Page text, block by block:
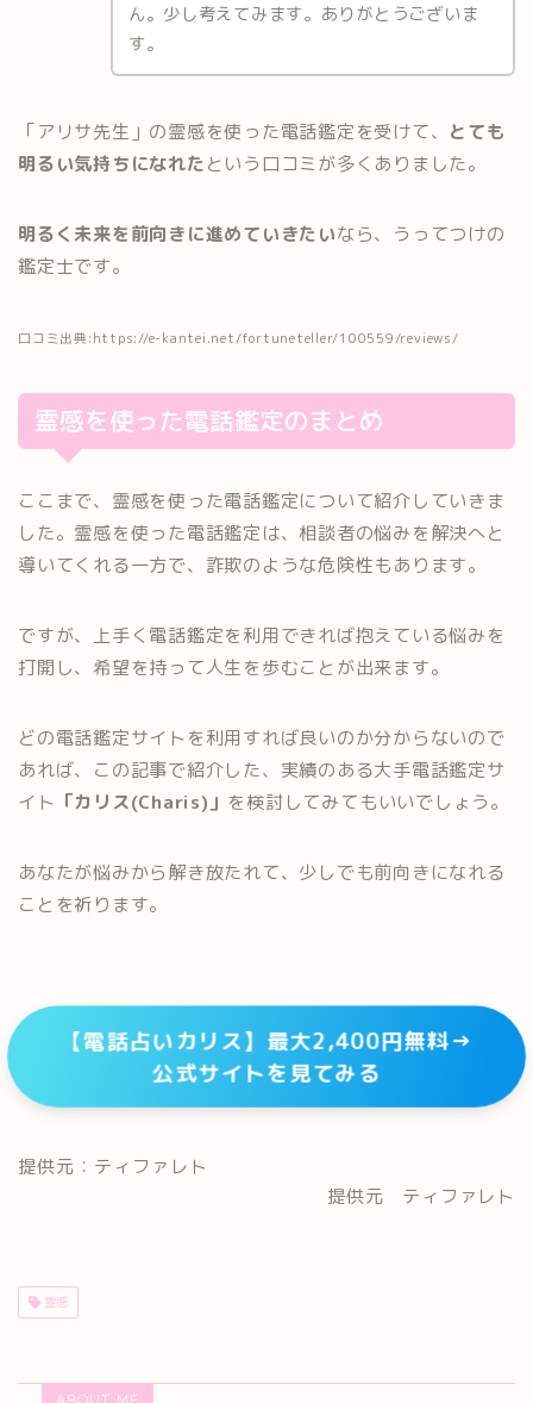
ん。少し考えてみます。ありがとうございま
す。
「アリサ先生」の霊感を使った電話鑑定を受けて、 とても
明るい気持ちになれたという口コミが多くありました。
明るく未来を前向きに進めていきたいなら、うってつけの
鑑定士です。
口コミ出典:https://e-kantei.net/fortuneteller/100559/reviews/
霊感を使った電話鑑定のまとめ
ここまで、霊感を使った電話鑑定について紹介していきま
した。霊感を使った電話鑑定は、相談者の悩みを解決へと
導いてくれる一方で、詐欺のような危険性もあります。
ですが、上手く電話鑑定を利用できれば抱えている悩みを
打開し、希望を持って人生を歩むことが出来ます。
どの電話鑑定サイトを利用すれば良いのか分からないので
あれば、この記事で紹介した、実績のある大手電話鑑定サ
イト 「カリス(Charis)」 を検討してみてもいいでしょう。
あなたが悩みから解き放たれて、少しでも前向きになれる
ことを祈ります。
【電話占いカリス】最大2,400円無料→
公式サイトを見てみる
提供元：ティファレト
提供元 ティファレト
霊感